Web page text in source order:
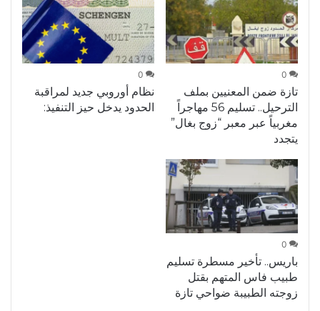
0
تازة ضمن المعنيين بملف
الترحيل.. تسليم 56 مهاجراً
مغربياً عبر معبر “زوج بغال”
يتجدد
0
نظام أوروبي جديد لمراقبة
الحدود يدخل حيز التنفيذ:
0
باريس.. تأخير مسطرة تسليم
طبيب فاس المتهم بقتل
زوجته الطبيبة ضواحي تازة